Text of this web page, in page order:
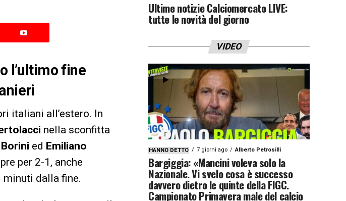
l’ultimo fine
italiani all’estero. In
nella sconfitta
ed Emiliano
per 2-1, anche
minuti dalla fine.
Ultime notizie Calciomercato LIVE:
tutte le novità del giorno
VIDEO
HANNO DETTO 7 giorni ago Alberto Petrosilli
Bargiggia: «Mancini voleva solo la
Nazionale. Vi svelo cosa è successo
davvero dietro le quinte della FIGC.
Campionato Primavera male del calcio